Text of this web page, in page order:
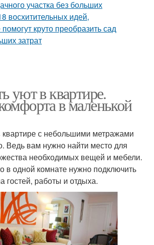
уют в квартире.
в маленькой
с небольшими метражами
Ведь вам нужно найти место для
необходимых вещей и мебели.
в одной комнате нужно подключить
гостей, работы и отдыха.